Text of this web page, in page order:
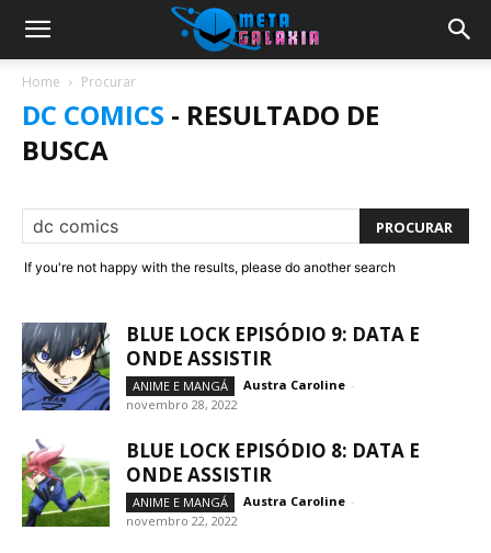
Home Procurar
DC COMICS - RESULTADO DE
BUSCA
If you're not happy with the results, please do another search
BLUE LOCK EPISÓDIO 9: DATA E
ONDE ASSISTIR
ANIME E MANGÁ Austra Caroline -
novembro 28, 2022
BLUE LOCK EPISÓDIO 8: DATA E
ONDE ASSISTIR
ANIME E MANGÁ Austra Caroline -
novembro 22, 2022